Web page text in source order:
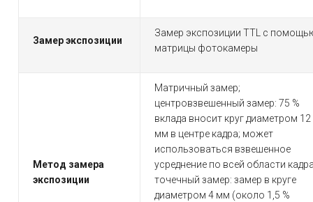
Замер экспозиции
Замер экспозиции TTL с
матрицы фотокамеры
Метод замера
экспозиции
Матричный замер;
центровзвешенный замер: 75 %
вклада вносит круг диаметром 12
мм в центре кадра; может
использоваться взвешенное
усреднение по всей области
точечный замер: замер в круге
диаметром 4 мм (около 1,5 %